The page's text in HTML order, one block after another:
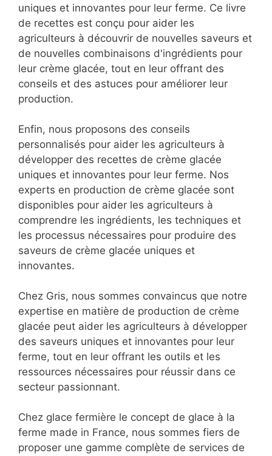
uniques et innovantes pour leur ferme. Ce livre
de recettes est conçu pour aider les
agriculteurs à découvrir de nouvelles saveurs et
de nouvelles combinaisons d'ingrédients pour
leur crème glacée, tout en leur offrant des
conseils et des astuces pour améliorer leur
production.
Enfin, nous proposons des conseils
personnalisés pour aider les agriculteurs à
développer des recettes de crème glacée
uniques et innovantes pour leur ferme. Nos
experts en production de crème glacée sont
disponibles pour aider les agriculteurs à
comprendre les ingrédients, les techniques et
les processus nécessaires pour produire des
saveurs de crème glacée uniques et
innovantes.
Chez Gris, nous sommes convaincus que notre
expertise en matière de production de crème
glacée peut aider les agriculteurs à développer
des saveurs uniques et innovantes pour leur
ferme, tout en leur offrant les outils et les
ressources nécessaires pour réussir dans ce
secteur passionnant.
Chez glace fermière le concept de glace à la
ferme made in France, nous sommes fiers de
proposer une gamme complète de services de